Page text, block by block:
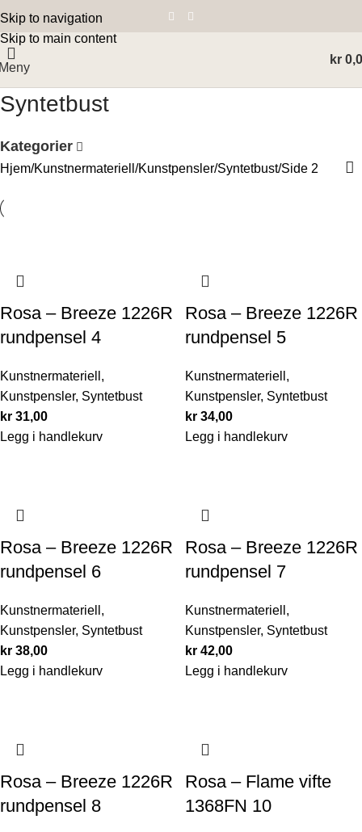
Skip to navigation
Skip to main content
kr
Syntetbust
Kategorier
Hjem Kunstnermateriell Kunstpensler Syntetbust Side 2
Rosa – Breeze 1226R
rundpensel 4
Kunstnermateriell ,
Kunstpensler, Syntetbust
kr 31,00
Legg i handlekurv
Rosa – Breeze 1226R
rundpensel 5
Kunstnermateriell ,
Kunstpensler, Syntetbust
kr 34,00
Legg i handlekurv
Rosa – Breeze 1226R
rundpensel 6
Kunstnermateriell ,
Kunstpensler, Syntetbust
kr 38,00
Legg i handlekurv
Rosa – Breeze 1226R
rundpensel 7
Kunstnermateriell ,
Kunstpensler, Syntetbust
kr 42,00
Legg i handlekurv
Rosa – Breeze 1226R
rundpensel 8
Rosa – Flame vifte
1368FN 10